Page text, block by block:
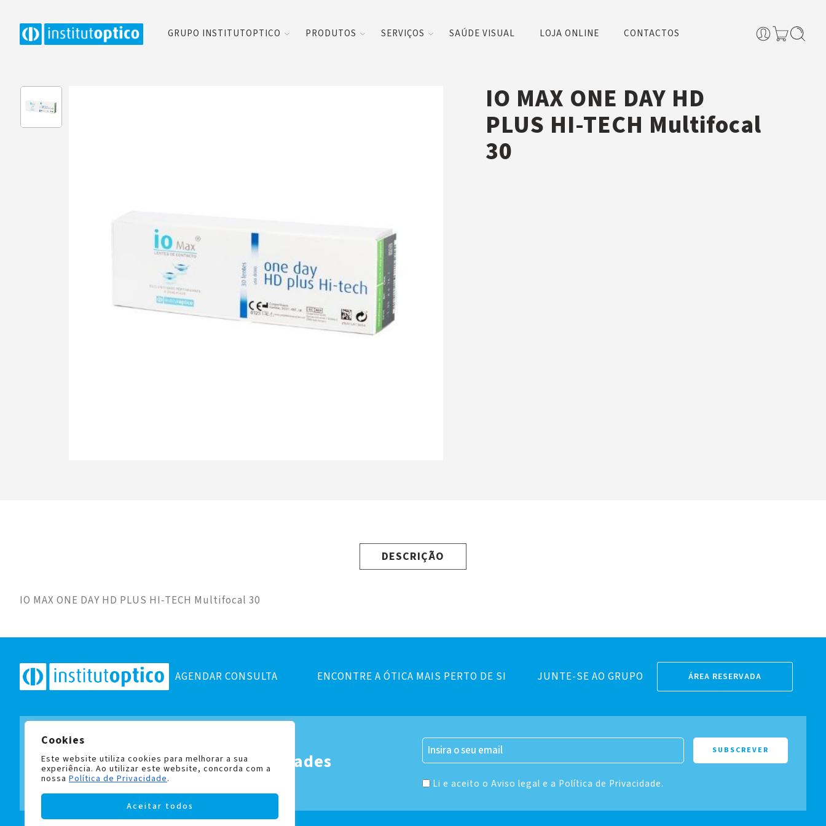
Cookies
Este website utiliza cookies para melhorar a sua
experiência. Ao utilizar este website, concorda com a
nossa Política de Privacidade.
Aceitar todos
GRUPO INSTITUTOPTICO PRODUTOS SERVIÇOS SAÚDE VISUAL LOJA ONLINE CONTACTOS
IO MAX ONE DAY HD
PLUS HI-TECH Multifocal
30
DESCRIÇÃO
IO MAX ONE DAY HD PLUS HI-TECH Multifocal 30
AGENDAR CONSULTA ENCONTRE A ÓTICA MAIS PERTO DE SI JUNTE-SE AO GRUPO ÁREA RESERVADA
Subscreva a nossa newsletter
e fique a par de todas as novidades
Li e aceito o Aviso legal e a Política de Privacidade.